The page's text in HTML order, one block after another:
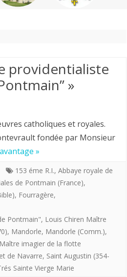
providentialiste
»
catholiques et royales.
fondée par Monsieur
»
153 éme R.I., Abbaye royale de
de Pontmain (France),
, Fourragère,
Pontmain", Louis Chiren Maître
, Mandorle, Mandorle (Comm.),
imagier de la flotte
de Navarre, Saint Augustin (354-
Sainte Vierge Marie